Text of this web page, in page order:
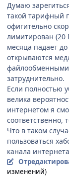
Думаю
такой тарифный
офигительно
лимитирован (20
месяца падает
открываются
файлообменными
затруднительно.
Если полностью
велика
интернетом я
соответственно,
Что в таком
пользоваться
канала
изменений)